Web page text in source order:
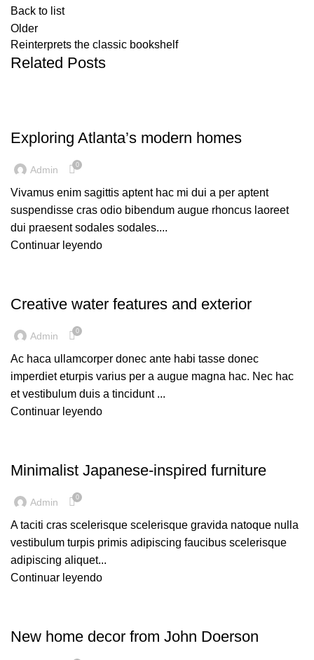
Back to list
Older
Reinterprets the classic bookshelf
Related Posts
Exploring Atlanta’s modern homes
Admin 0
Vivamus enim sagittis aptent hac mi dui a per aptent
suspendisse cras odio bibendum augue rhoncus laoreet
dui praesent sodales sodales....
Continuar leyendo
Creative water features and exterior
Admin 0
Ac haca ullamcorper donec ante habi tasse donec
imperdiet eturpis varius per a augue magna hac. Nec hac
et vestibulum duis a tincidunt ...
Continuar leyendo
Minimalist Japanese-inspired furniture
Admin 0
A taciti cras scelerisque scelerisque gravida natoque nulla
vestibulum turpis primis adipiscing faucibus scelerisque
adipiscing aliquet...
Continuar leyendo
New home decor from John Doerson